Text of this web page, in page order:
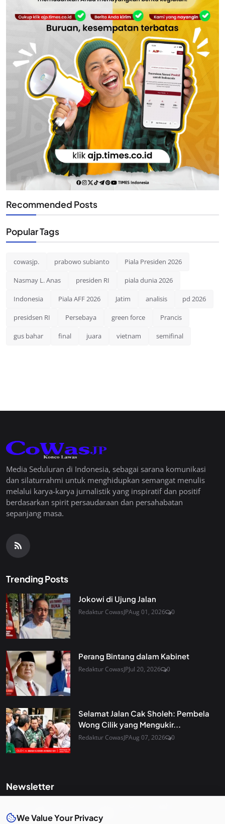
Recommended Posts
Popular Tags
cowasjp. prabowo subianto Piala Presiden 2026
Nasmay L. Anas presiden RI piala dunia 2026
Indonesia Piala AFF 2026 Jatim analisis pd 2026
presidsen RI Persebaya green force Prancis
gus bahar final juara vietnam semifinal
Media Seduluran di Indonesia, sebagai sarana komunikasi
dan silaturrahmi untuk menghidupkan semangat menulis
melalui karya-karya jurnalistik yang inspiratif dan positif
berdasarkan spirit persaudaraan dan persahabatan
sepanjang masa.
Trending Posts
Jokowi di Ujung Jalan
Redaktur CowasJPAug 01, 2026 0
Perang Bintang dalam Kabinet
Redaktur CowasJPJul 20, 2026 0
Selamat Jalan Cak Sholeh: Pembela
Wong Cilik yang Mengukir...
Redaktur CowasJPAug 07, 2026 0
Newsletter
inbox. Sign up for our newsletter.
We Value Your Privacy